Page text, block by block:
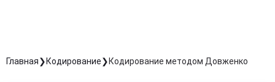
Главная Кодирование Кодирование методом Довженко